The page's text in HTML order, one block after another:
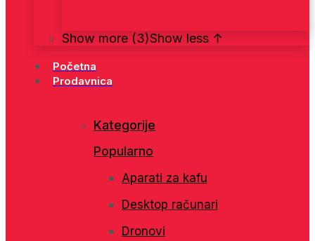
Show more (3)Show less ↑
Početna
Prodavnica
Kategorije
Popularno
Aparati za kafu
Desktop računari
Dronovi